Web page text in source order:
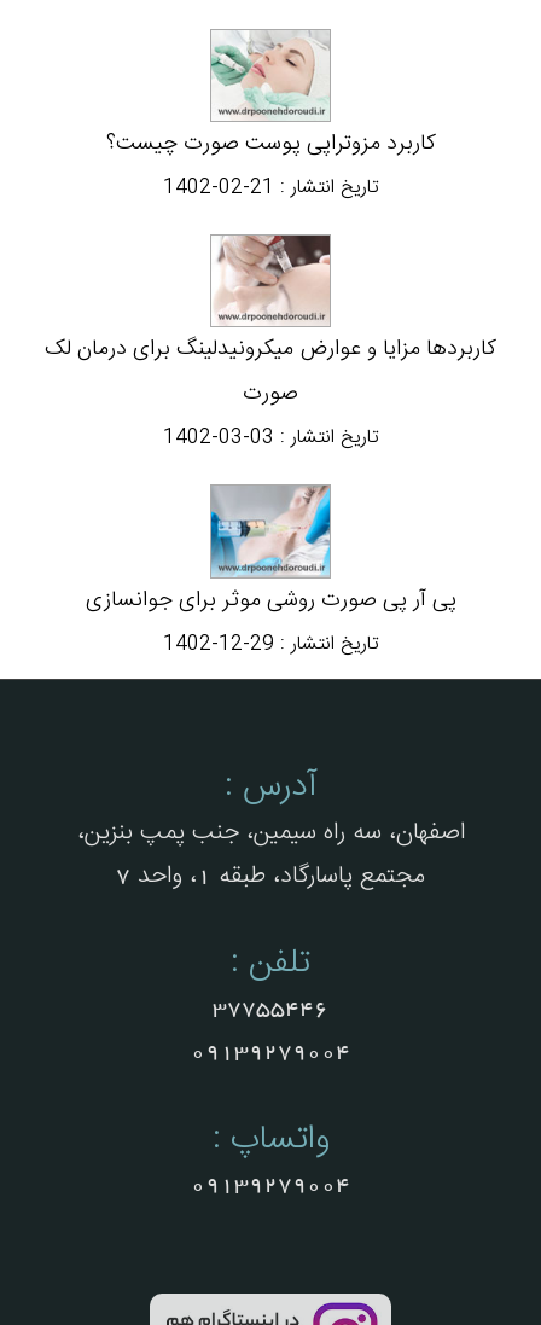
کاربرد مزوتراپی پوست صورت چیست؟
تاریخ انتشار : 1402-02-21
کاربردها مزایا و عوارض میکرونیدلینگ برای درمان لک
صورت
تاریخ انتشار : 1402-03-03
پی آر پی صورت روشی موثر برای جوانسازی
تاریخ انتشار : 1402-12-29
آدرس :
اصفهان، سه راه سیمین، جنب پمپ بنزین،
مجتمع پاسارگاد، طبقه 1، واحد 7
تلفن :
37755446
09139279004
واتساپ :
09139279004